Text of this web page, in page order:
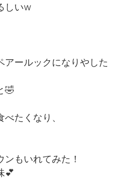
しいw
アールックになりやした
🤣
たくなり、
もいれてみた！
💕